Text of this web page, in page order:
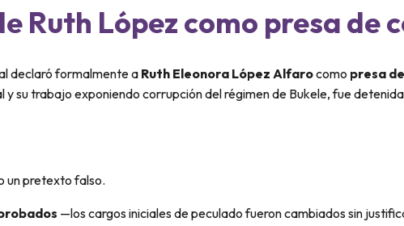
Ruth López como presa de
declaró formalmente a Ruth Eleonora López Alfarocomo presa
su trabajo exponiendo corrupción del régimen de Bukele, fue
un pretexto falso.
—los cargos iniciales de peculado fueron cambiados sin